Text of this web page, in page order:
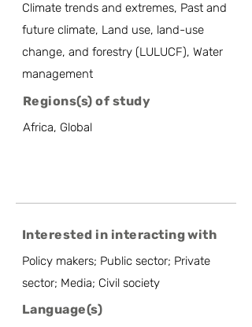
Climate trends and extremes, Past and
future climate, Land use, land-use
change, and forestry (LULUCF), Water
management
Regions(s) of study
Africa, Global
Interested in interacting with
Policy makers; Public sector; Private
sector; Media; Civil society
Language(s)